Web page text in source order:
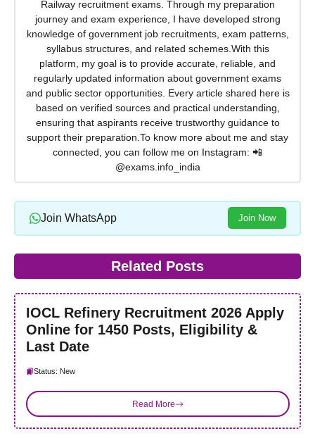
Railway recruitment exams. Through my preparation
journey and exam experience, I have developed strong
knowledge of government job recruitments, exam patterns,
syllabus structures, and related schemes.With this
platform, my goal is to provide accurate, reliable, and
regularly updated information about government exams
and public sector opportunities. Every article shared here is
based on verified sources and practical understanding,
ensuring that aspirants receive trustworthy guidance to
support their preparation.To know more about me and stay
connected, you can follow me on Instagram: 📲
@exams.info_india
Join WhatsApp Join Now
Related Posts
IOCL Refinery Recruitment 2026 Apply
Online for 1450 Posts, Eligibility &
Last Date
Status: New
Read More